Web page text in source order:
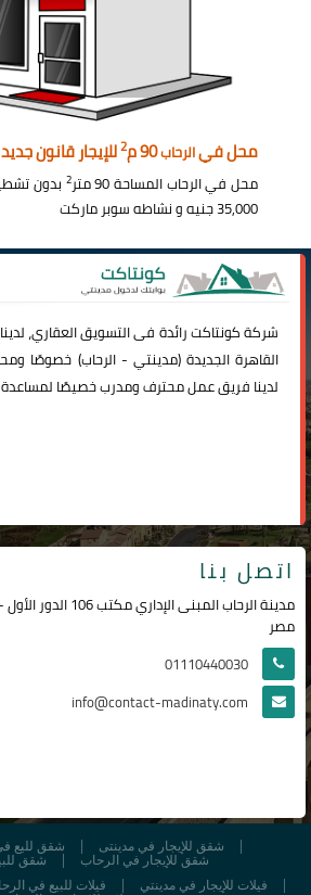
محل فيالرحاب90 م 2للإيجار قانون جديد
محل في الرحاب المساحة 90 متر 2 بدون
35,000 جنيه و نشاطه سوبر ماركت
شركةكونتاكترائدة فى التسويق العقاري،
القاهرة الجديدة (مدينتي -الرحاب) خصوصًا
لدينا فريق عمل محترف ومدرب خصيصًا لمساعدة
اتصل بنا
مدينة الرحاب المبنى
مصر
01110440030
info@contact-madinaty.com
شقق لليع
شقق للإيجار في مدينتى
شقق
شقق للإيجار في الرحاب
فيلات للبيع في
فيلات للإيجار في مدينتي